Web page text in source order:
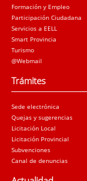
Formación y Empleo
Participación Ciudadana
Servicios a EELL
Smart Provincia
Turismo
@Webmail
Trámites
Sede electrónica
Quejas y sugerencias
Licitación Local
Licitación Provincial
Subvenciones
Canal de denuncias